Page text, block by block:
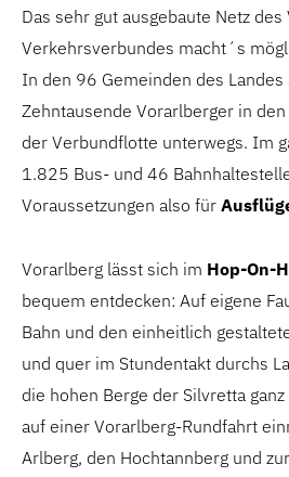
Das sehr gut ausgebaute Netz
Verkehrsverbundes macht´s
In den 96 Gemeinden des Landes
Zehntausende Vorarlberger in
der Verbundflotte unterwegs. Im
1.825 Bus- und 46
Voraussetzungen also für
Vorarlberg lässt sich im Hop-On-
bequem entdecken: Auf eigene
Bahn und den einheitlich
und quer im Stundentakt durchs
die hohen Berge der Silvretta
auf einer Vorarlberg-Rundfahrt
Arlberg, den Hochtannberg und